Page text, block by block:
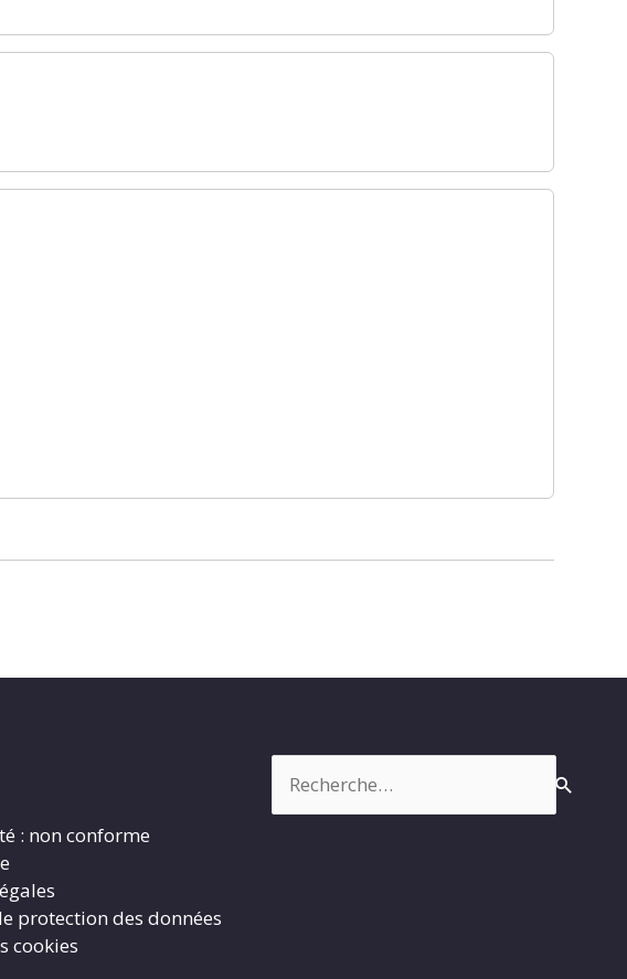
: non conforme
protection des données
cookies